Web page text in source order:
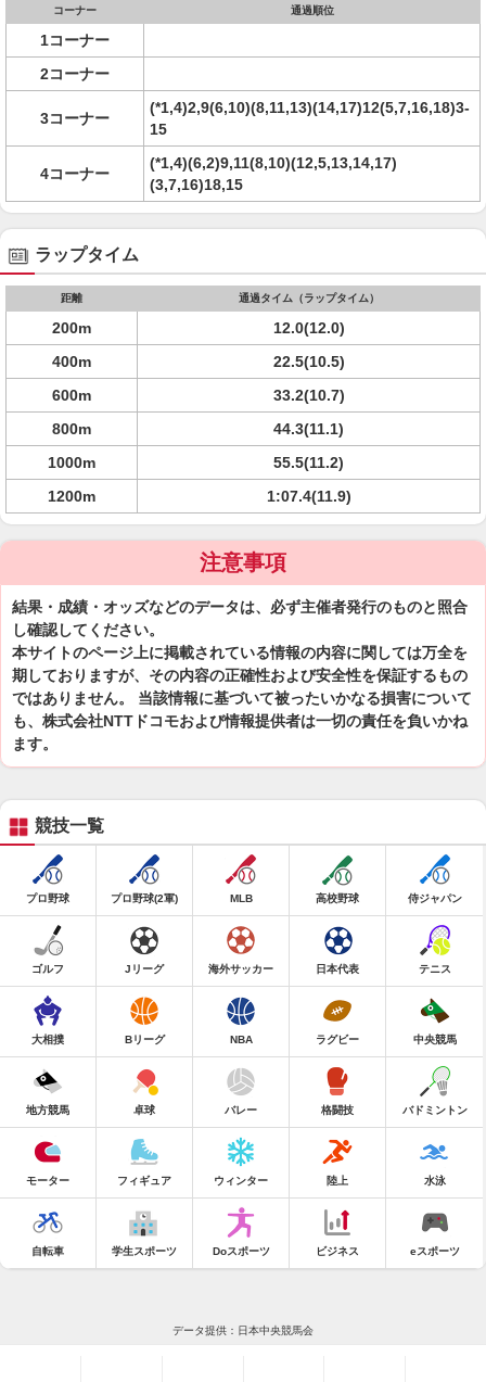
コーナー 通過順位
1コーナー
2コーナー
3コーナー
(*1,4)2,9(6,10)(8,11,13)(14,17)12(5,7,16,18)3-
15
4コーナー
(*1,4)(6,2)9,11(8,10)(12,5,13,14,17)
(3,7,16)18,15
ラップタイム
距離 通過タイム（ラップタイム）
200m
12.0(12.0)
400m
22.5(10.5)
600m
33.2(10.7)
800m
44.3(11.1)
1000m
55.5(11.2)
1200m
1:07.4(11.9)
注意事項
結果・成績・オッズなどのデータは、必ず主催者発行のものと照合
し確認してください。
本サイトのページ上に掲載されている情報の内容に関しては万全を
期しておりますが、その内容の正確性および安全性を保証するもの
ではありません。 当該情報に基づいて被ったいかなる損害について
も、株式会社NTTドコモおよび情報提供者は一切の責任を負いかね
ます。
競技一覧
プロ野球 プロ野球(2軍) MLB 高校野球 侍ジャパン
ゴルフ Jリーグ 海外サッカー 日本代表 テニス
大相撲 Bリーグ NBA ラグビー 中央競馬
地方競馬 卓球 バレー 格闘技 バドミントン
モーター フィギュア ウィンター 陸上 水泳
自転車 学生スポーツ Doスポーツ ビジネス eスポーツ
データ提供：日本中央競馬会